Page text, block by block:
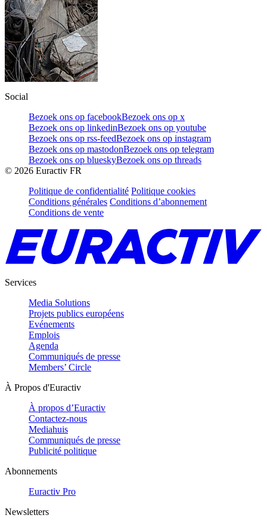
Social
Bezoek ons op facebookBezoek ons op x
Bezoek ons op linkedinBezoek ons op youtube
Bezoek ons op rss-feedBezoek ons op instagram
Bezoek ons op mastodonBezoek ons op telegram
Bezoek ons op blueskyBezoek ons op threads
© 2026 Euractiv FR
Politique de confidentialité Politique cookies
Conditions générales Conditions d’abonnement
Conditions de vente
Services
Media Solutions
Projets publics européens
Evénements
Emplois
Agenda
Communiqués de presse
Members’ Circle
À Propos d'Euractiv
À propos d’Euractiv
Contactez-nous
Mediahuis
Communiqués de presse
Publicité politique
Abonnements
Euractiv Pro
Newsletters